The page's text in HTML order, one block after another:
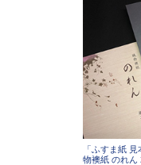
「ふすま紙
物襖紙 のれん